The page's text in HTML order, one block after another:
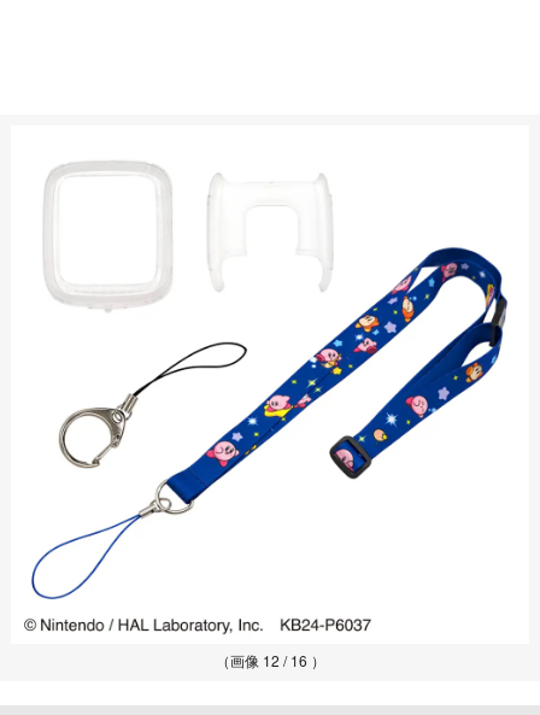
（画像 12 / 16 ）